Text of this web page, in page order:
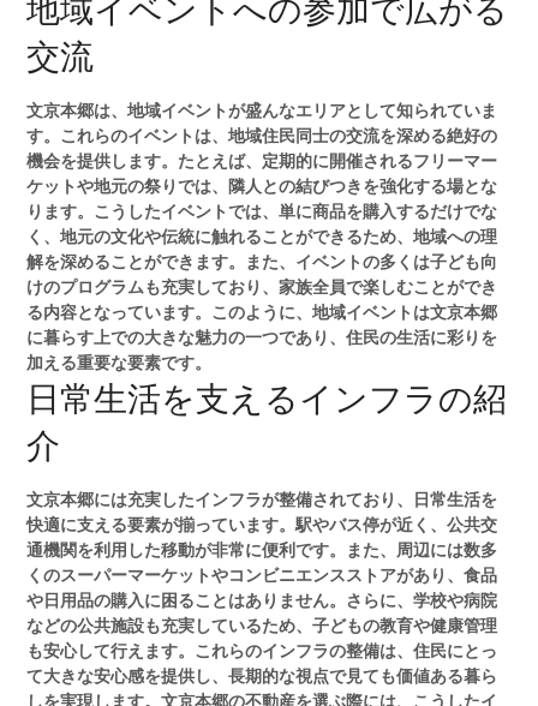
地域イベントへの参加で広がる
交流
文京本郷は、地域イベントが盛んなエリアとして知られていま
す。これらのイベントは、地域住民同士の交流を深める絶好の
機会を提供します。たとえば、定期的に開催されるフリーマー
ケットや地元の祭りでは、隣人との結びつきを強化する場とな
ります。こうしたイベントでは、単に商品を購入するだけでな
く、地元の文化や伝統に触れることができるため、地域への理
解を深めることができます。また、イベントの多くは子ども向
けのプログラムも充実しており、家族全員で楽しむことができ
る内容となっています。このように、地域イベントは文京本郷
に暮らす上での大きな魅力の一つであり、住民の生活に彩りを
加える重要な要素です。
日常生活を支えるインフラの紹
介
文京本郷には充実したインフラが整備されており、日常生活を
快適に支える要素が揃っています。駅やバス停が近く、公共交
通機関を利用した移動が非常に便利です。また、周辺には数多
くのスーパーマーケットやコンビニエンスストアがあり、食品
や日用品の購入に困ることはありません。さらに、学校や病院
などの公共施設も充実しているため、子どもの教育や健康管理
も安心して行えます。これらのインフラの整備は、住民にとっ
て大きな安心感を提供し、長期的な視点で見ても価値ある暮ら
しを実現します。文京本郷の不動産を選ぶ際には、こうしたイ